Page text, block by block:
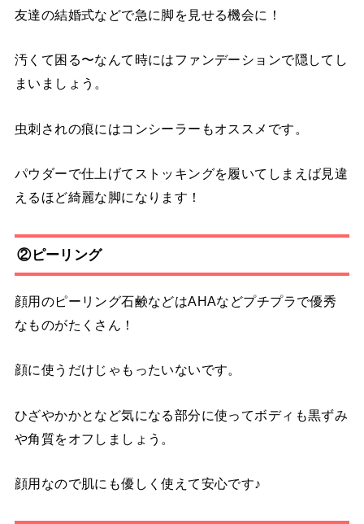
友達の結婚式などで急に脚を見せる機会に！
汚くて困る〜なんて時にはファンデーションで隠してし
まいましょう。
虫刺されの痕にはコンシーラーもオススメです。
パウダーで仕上げてストッキングを履いてしまえば見違
えるほど綺麗な脚になります！
②ピーリング
顔用のピーリング石鹸などはAHAなどプチプラで優秀
なものがたくさん！
顔に使うだけじゃもったいないです。
ひざやかかとなど気になる部分に使ってボディも黒ずみ
や角質をオフしましょう。
顔用なので肌にも優しく使えて安心です♪